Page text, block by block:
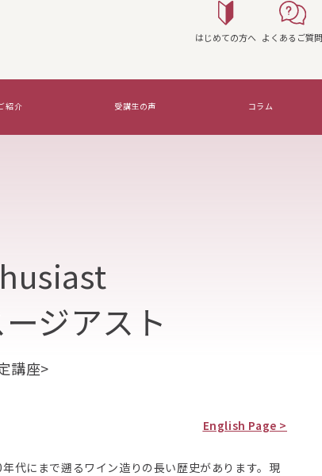
はじめての方へ よくあるご質問
紹介 受講生の声 コラム
ジアスト
講座>
English Page >
代にまで遡るワイン造りの長い歴史があります。現